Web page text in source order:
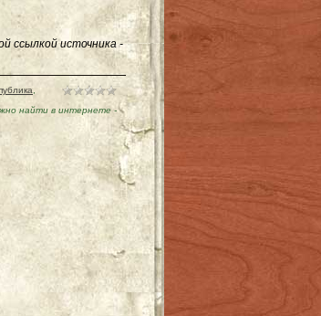
ссылкой источника -
найти в интернете-